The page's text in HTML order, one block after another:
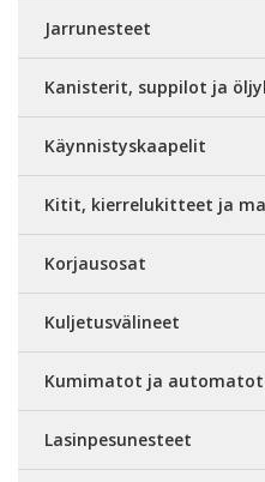
Jarrunesteet
Kanisterit, suppilot ja
Käynnistyskaapelit
Kitit, kierrelukitteet ja
Korjausosat
Kuljetusvälineet
Kumimatot ja automatot
Lasinpesunesteet